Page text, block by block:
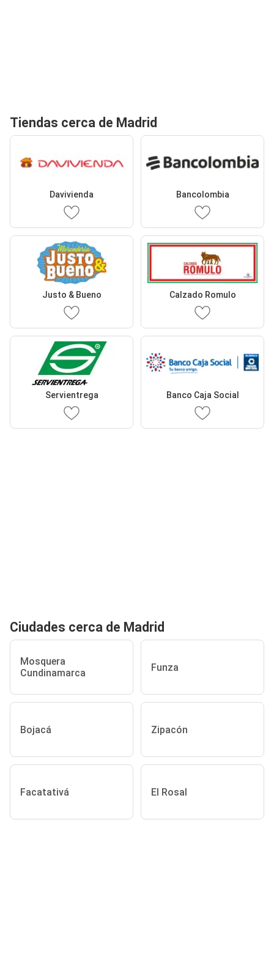
Tiendas cerca de Madrid
Davivienda Bancolombia
Justo & Bueno Calzado Romulo
Servientrega Banco Caja Social
Ciudades cerca de Madrid
Mosquera
Cundinamarca
Funza
Bojacá Zipacón
Facatativá El Rosal